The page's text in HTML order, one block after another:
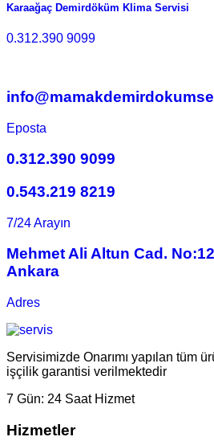
Karaağaç Demirdöküm Klima Servisi
0.312.390 9099
Eposta
0.312.390 9099
0.543.219 8219
7/24 Arayın
Mehmet Ali Altun Cad.
Ankara
Adres
Servisimizde Onarımı yapılan tüm
işçilik garantisi verilmektedir
7 Gün: 24 Saat Hizmet
Hizmetler